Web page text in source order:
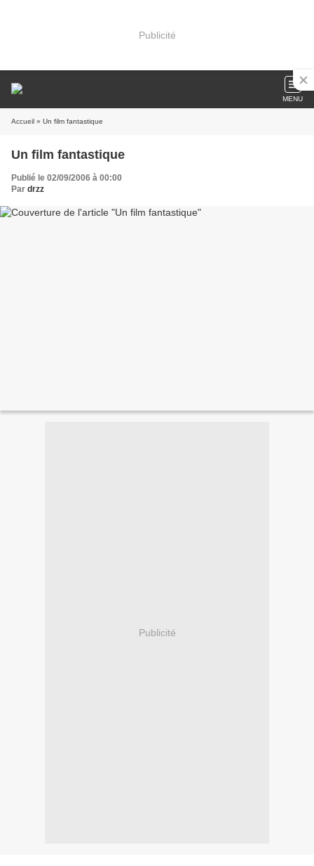
Publicité
MENU
Accueil » Un film fantastique
Un film fantastique
Publié le 02/09/2006 à 00:00
Par drzz
Publicité